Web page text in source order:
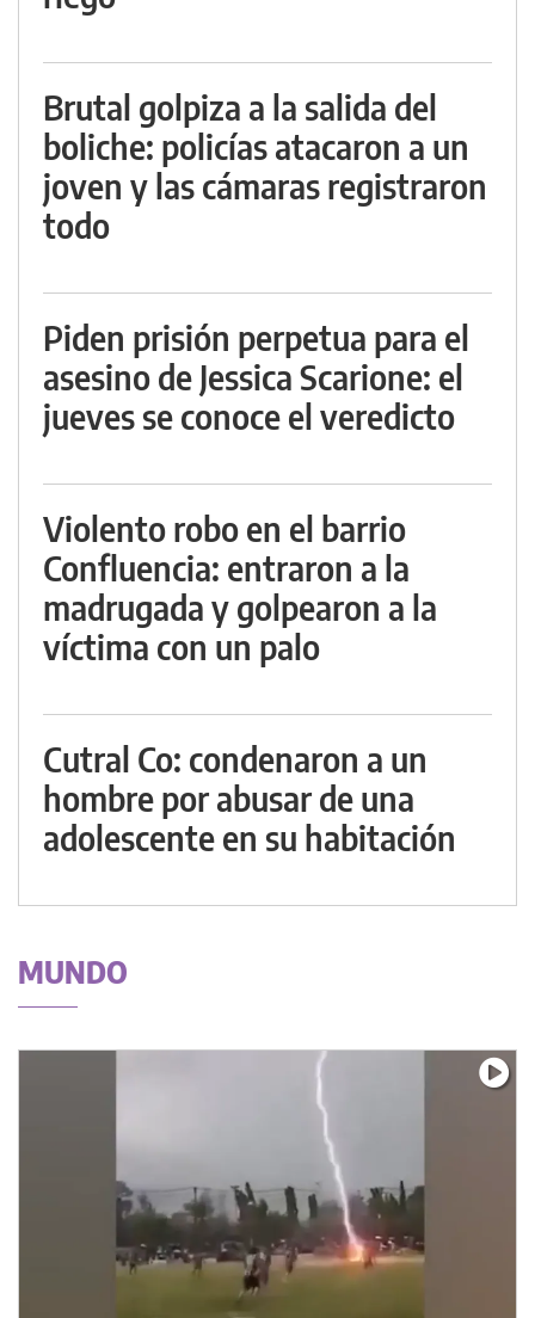
Brutal golpiza a la salida del
boliche: policías atacaron a un
joven y las cámaras registraron
todo
Piden prisión perpetua para el
asesino de Jessica Scarione: el
jueves se conoce el veredicto
Violento robo en el barrio
Confluencia: entraron a la
madrugada y golpearon a la
víctima con un palo
Cutral Co: condenaron a un
hombre por abusar de una
adolescente en su habitación
MUNDO